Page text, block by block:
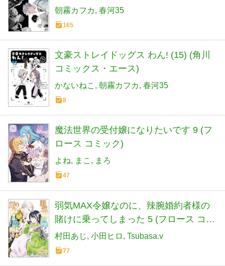
朝霧カフカ 春河35
165
文豪ストレイドッグス わん! (15) (角川
コミックス・エース)
かないねこ 朝霧カフカ 春河35
8
魔法世界の受付嬢になりたいです 9 (フ
ロース コミック)
よね まこ まろ
47
弱気MAX令嬢なのに、辣腕婚約者様の
賭けに乗ってしまった 5 (フロース コミ
ック)
村田あじ 小田ヒロ Tsubasa.v
77